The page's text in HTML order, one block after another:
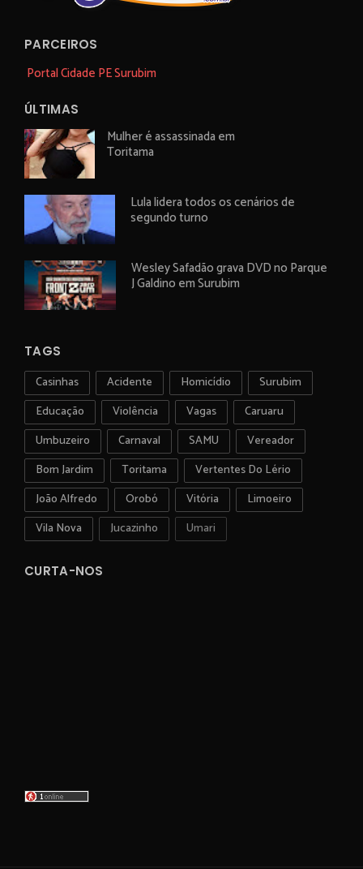
PARCEIROS
Portal Cidade PE Surubim
ÚLTIMAS
Mulher é assassinada em
Toritama
Lula lidera todos os cenários de
segundo turno
Wesley Safadão grava DVD no Parque
J Galdino em Surubim
TAGS
Casinhas Acidente Homicídio
Surubim
Educação
Violência Vagas
Caruaru
Umbuzeiro
Carnaval SAMU
Vereador
Bom Jardim
Toritama
Vertentes Do Lério
João Alfredo
Orobó Vitória
Limoeiro
Vila Nova
Jucazinho Umari
CURTA-NOS